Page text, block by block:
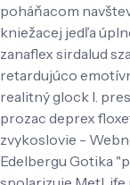
poháňacom
kniežacej jedľa
zanaflex sirdalud
retardujúco
realitný glock I.
prozac deprex
zvykoslovie -
Edelbergu Gotika